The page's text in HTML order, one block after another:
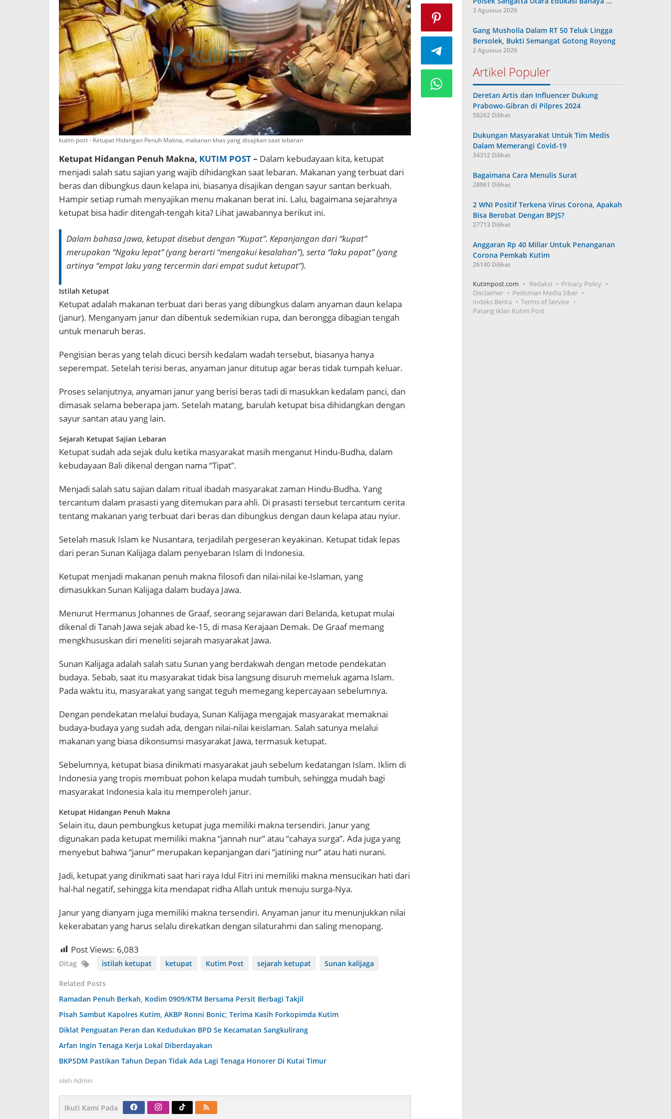
kutim post - Ketupat Hidangan Penuh Makna, makanan khas yang disajikan saat lebaran
Ketupat Hidangan Penuh Makna, KUTIM POST– Dalam kebudayaan kita, ketupat
menjadi salah satu sajian yang wajib dihidangkan saat lebaran. Makanan yang terbuat dari
beras dan dibungkus daun kelapa ini, biasanya disajikan dengan sayur santan berkuah.
Hampir setiap rumah menyajikan menu makanan berat ini. Lalu, bagaimana sejarahnya
ketupat bisa hadir ditengah-tengah kita? Lihat jawabannya berikut ini.
Dalam bahasa Jawa, ketupat disebut dengan “Kupat”. Kepanjangan dari “kupat”
merupakan “Ngaku lepat” (yang berarti “mengakui kesalahan”), serta “laku papat” (yang
artinya “empat laku yang tercermin dari empat sudut ketupat”).
Istilah Ketupat
Ketupat adalah makanan terbuat dari beras yang dibungkus dalam anyaman daun kelapa
(janur). Menganyam janur dan dibentuk sedemikian rupa, dan berongga dibagian tengah
untuk menaruh beras.
Pengisian beras yang telah dicuci bersih kedalam wadah tersebut, biasanya hanya
seperempat. Setelah terisi beras, anyaman janur ditutup agar beras tidak tumpah keluar.
Proses selanjutnya, anyaman janur yang berisi beras tadi di masukkan kedalam panci, dan
dimasak selama beberapa jam. Setelah matang, barulah ketupat bisa dihidangkan dengan
sayur santan atau yang lain.
Sejarah Ketupat Sajian Lebaran
Ketupat sudah ada sejak dulu ketika masyarakat masih menganut Hindu-Budha, dalam
kebudayaan Bali dikenal dengan nama “Tipat”.
Menjadi salah satu sajian dalam ritual ibadah masyarakat zaman Hindu-Budha. Yang
tercantum dalam prasasti yang ditemukan para ahli. Di prasasti tersebut tercantum cerita
tentang makanan yang terbuat dari beras dan dibungkus dengan daun kelapa atau nyiur.
Setelah masuk Islam ke Nusantara, terjadilah pergeseran keyakinan. Ketupat tidak lepas
dari peran Sunan Kalijaga dalam penyebaran Islam di Indonesia.
Ketupat menjadi makanan penuh makna filosofi dan nilai-nilai ke-Islaman, yang
dimasukkan Sunan Kalijaga dalam budaya Jawa.
Menurut Hermanus Johannes de Graaf, seorang sejarawan dari Belanda, ketupat mulai
dikenal di Tanah Jawa sejak abad ke-15, di masa Kerajaan Demak. De Graaf memang
mengkhususkan diri meneliti sejarah masyarakat Jawa.
Sunan Kalijaga adalah salah satu Sunan yang berdakwah dengan metode pendekatan
budaya. Sebab, saat itu masyarakat tidak bisa langsung disuruh memeluk agama Islam.
Pada waktu itu, masyarakat yang sangat teguh memegang kepercayaan sebelumnya.
Dengan pendekatan melalui budaya, Sunan Kalijaga mengajak masyarakat memaknai
budaya-budaya yang sudah ada, dengan nilai-nilai keislaman. Salah satunya melalui
makanan yang biasa dikonsumsi masyarakat Jawa, termasuk ketupat.
Sebelumnya, ketupat biasa dinikmati masyarakat jauh sebelum kedatangan Islam. Iklim di
Indonesia yang tropis membuat pohon kelapa mudah tumbuh, sehingga mudah bagi
masyarakat Indonesia kala itu memperoleh janur.
Ketupat Hidangan Penuh Makna
Selain itu, daun pembungkus ketupat juga memiliki makna tersendiri. Janur yang
digunakan pada ketupat memiliki makna “jannah nur” atau “cahaya surga”. Ada juga yang
menyebut bahwa “janur” merupakan kepanjangan dari “jatining nur” atau hati nurani.
Jadi, ketupat yang dinikmati saat hari raya Idul Fitri ini memiliki makna mensucikan hati dari
hal-hal negatif, sehingga kita mendapat ridha Allah untuk menuju surga-Nya.
Janur yang dianyam juga memiliki makna tersendiri. Anyaman janur itu menunjukkan nilai
kekerabatan yang harus selalu direkatkan dengan silaturahmi dan saling menopang.
Post Views: 6,083
Ditag istilah ketupat ketupat Kutim Post sejarah ketupat Sunan kalijaga
Related Posts
Ramadan Penuh Berkah, Kodim 0909/KTM Bersama Persit Berbagi Takjil
Pisah Sambut Kapolres Kutim, AKBP Ronni Bonic; Terima Kasih Forkopimda Kutim
Diklat Penguatan Peran dan Kedudukan BPD Se Kecamatan Sangkulirang
Arfan Ingin Tenaga Kerja Lokal Diberdayakan
BKPSDM Pastikan Tahun Depan Tidak Ada Lagi Tenaga Honorer Di Kutai Timur
oleh Admin
Ikuti Kami Pada
3 Agustus 2026
Gang Musholla Dalam RT 50 Teluk Lingga
Bersolek, Bukti Semangat Gotong Royong
2 Agustus 2026
Artikel Populer
Deretan Artis dan Influencer Dukung
Prabowo-Gibran di Pilpres 2024
58262 Dilihat
Dukungan Masyarakat Untuk Tim Medis
Dalam Memerangi Covid-19
34312 Dilihat
Bagaimana Cara Menulis Surat
28061 Dilihat
2 WNI Positif Terkena Virus Corona, Apakah
Bisa Berobat Dengan BPJS?
27713 Dilihat
Anggaran Rp 40 Miliar Untuk Penanganan
Corona Pemkab Kutim
26140 Dilihat
Kutimpost.com Redaksi
Privacy Policy
Disclaimer
Pedoman Media Siber
Indeks Berita
Terms of Service
Pasang Iklan Kutim Post